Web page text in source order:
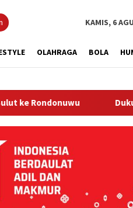
KAMIS, 6
OLAHRAGA BOLA
Dukung Program